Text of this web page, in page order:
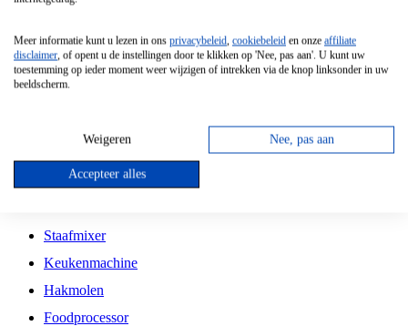
Vrijstaande Magnetron
Vrijstaande Kookplaat
Inbouw Gaskookplaat
Inbouw Keramische Kookplaat
Kookplaat Accessoires
Staafmixer
Keukenmachine
Hakmolen
Foodprocessor
Meer informatie kunt u lezen in ons privacybeleid, cookiebeleid en onze affiliate
disclaimer, of opent u de instellingen door te klikken op 'Nee, pas aan'. U kunt uw
toestemming op ieder moment weer wijzigen of intrekken via de knop linksonder in uw
beeldscherm.
Weigeren Nee, pas aan
Accepteer alles